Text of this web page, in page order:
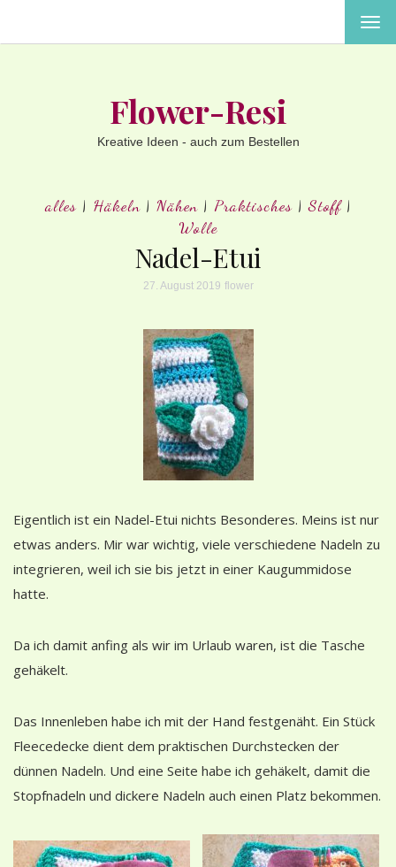
Flower-Resi
Kreative Ideen - auch zum Bestellen
alles| Häkeln| Nähen| Praktisches|Stoff|
Wolle
Nadel-Etui
27. August 2019 flower
Eigentlich ist ein Nadel-Etui nichts Besonderes. Meins ist nur
etwas anders. Mir war wichtig, viele verschiedene Nadeln zu
integrieren, weil ich sie bis jetzt in einer Kaugummidose
hatte.
Da ich damit anfing als wir im Urlaub waren, ist die Tasche
gehäkelt.
Das Innenleben habe ich mit der Hand festgenäht. Ein Stück
Fleecedecke dient dem praktischen Durchstecken der
dünnen Nadeln. Und eine Seite habe ich gehäkelt, damit die
Stopfnadeln und dickere Nadeln auch einen Platz bekommen.